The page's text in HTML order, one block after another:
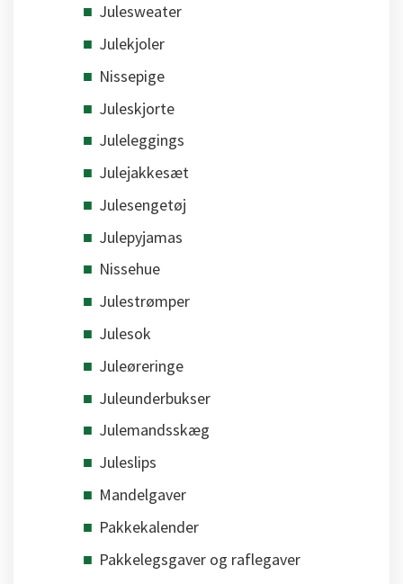
Julesweater
Julekjoler
Nissepige
Juleskjorte
Juleleggings
Julejakkesæt
Julesengetøj
Julepyjamas
Nissehue
Julestrømper
Julesok
Juleøreringe
Juleunderbukser
Julemandsskæg
Juleslips
Mandelgaver
Pakkekalender
Pakkelegsgaver og raflegaver